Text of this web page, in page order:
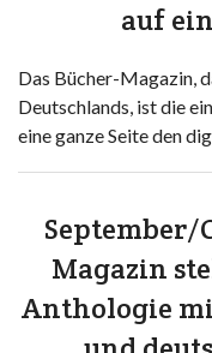
auf
Das Bücher-Magazin,
Deutschlands, ist die
eine ganze Seite den
September/
Magazin
Anthologie